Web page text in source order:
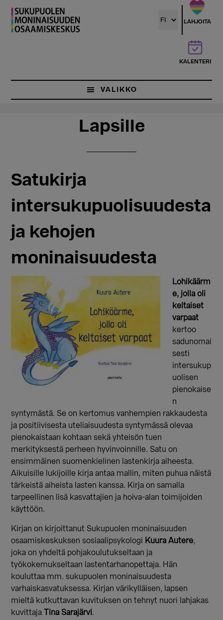
Hyppää
pääsisältöön
Hyppää
ensisijaiseen
sivupalkkiin
LAHJOITA
KALENTERI
VALIKKO
Lapsille
Satukirja
intersukupuolisuudesta
ja kehojen
moninaisuudesta
Lohikäärm
e, jolla oli
keltaiset
varpaat
kertoo
sadunomai
sesti
intersukup
uolisen
pienokaise
n
syntymästä. Se on kertomus vanhempien rakkaudesta
ja positiivisesta uteliaisuudesta syntymässä olevaa
pienokaistaan kohtaan sekä yhteisön tuen
merkityksestä perheen hyvinvoinnille. Satu on
ensimmäinen suomenkielinen lastenkirja aiheesta.
Aikuisille lukijoille kirja antaa mallin, miten puhua näistä
tärkeistä aiheista lasten kanssa. Kirja on samalla
tarpeellinen lisä kasvattajien ja hoiva-alan toimijoiden
käyttöön.
Kirjan on kirjoittanut Sukupuolen moninaisuuden
osaamiskeskuksen sosiaalipsykologi Kuura Autere,
joka on yhdeltä pohjakoulutukseltaan ja
työkokemukseltaan lastentarhanopettaja. Hän
kouluttaa mm. sukupuolen moninaisuudesta
varhaiskasvatuksessa. Kirjan värikylläisen, lapsen
mieltä kutkuttavan kuvituksen on tehnyt nuori lahjakas
kuvittaja
Tina Sarajärvi.